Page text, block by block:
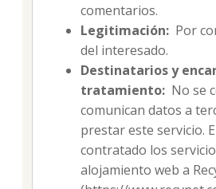
comentarios.
Legitimación: Por
del interesado.
Destinatarios y
tratamiento: No se
comunican datos a
prestar este servicio.
contratado los
alojamiento web a